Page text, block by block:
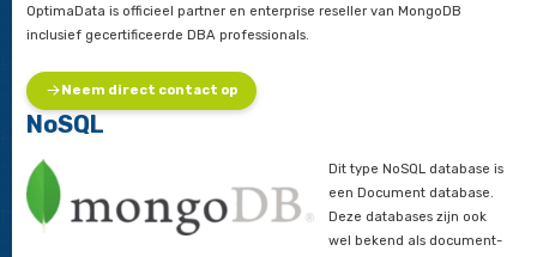
OptimaData levert database management, consultancy,
OptimaData is officieel partner en enterprise reseller van
inclusief gecertificeerde DBA professionals.
Neem direct contact op
NoSQL